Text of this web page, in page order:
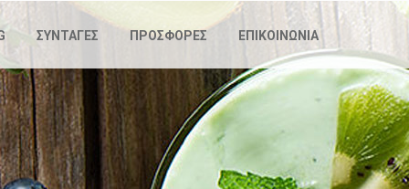
ΣΥΝΤΑΓΕΣ ΠΡΟΣΦΟΡΕΣ ΕΠΙΚΟΙΝΩΝΙΑ